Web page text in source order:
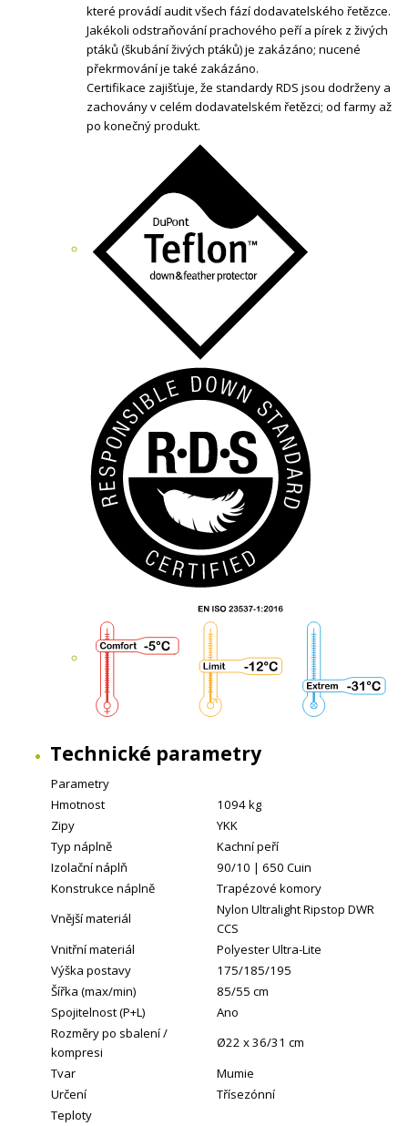
které provádí audit všech fází dodavatelského řetězce.
Jakékoli odstraňování prachového peří a pírek z živých
ptáků (škubání živých ptáků) je zakázáno; nucené
překrmování je také zakázáno.
Certifikace zajišťuje, že standardy RDS jsou dodrženy a
zachovány v celém dodavatelském řetězci; od farmy až
po konečný produkt.
Technické parametry
Parametry
Hmotnost
1094 kg
Zipy
YKK
Typ náplně
Kachní peří
Izolační náplň
90/10 | 650 Cuin
Konstrukce náplně
Trapézové komory
Vnější materiál
Nylon Ultralight Ripstop DWR
CCS
Vnitřní materiál
Polyester Ultra-Lite
Výška postavy
175/185/195
Šířka (max/min)
85/55 cm
Spojitelnost (P+L)
Ano
Rozměry po sbalení /
kompresi
Ø22 x 36/31 cm
Tvar
Mumie
Určení
Třísezónní
Teploty